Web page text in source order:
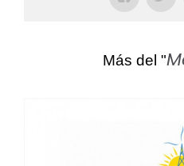
Más del "